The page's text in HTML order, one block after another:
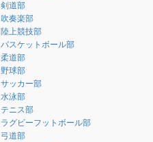
剣道部
吹奏楽部
陸上競技部
バスケットボール部
柔道部
野球部
サッカー部
水泳部
テニス部
ラグビーフットボール部
弓道部